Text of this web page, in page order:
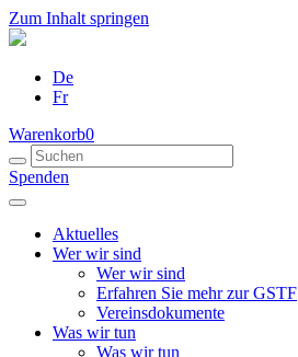
Zum Inhalt springen
De
Fr
Warenkorb0
Spenden
Aktuelles
Wer wir sind
Wer wir sind
Erfahren Sie mehr zur GSTF
Vereinsdokumente
Was wir tun
Was wir tun